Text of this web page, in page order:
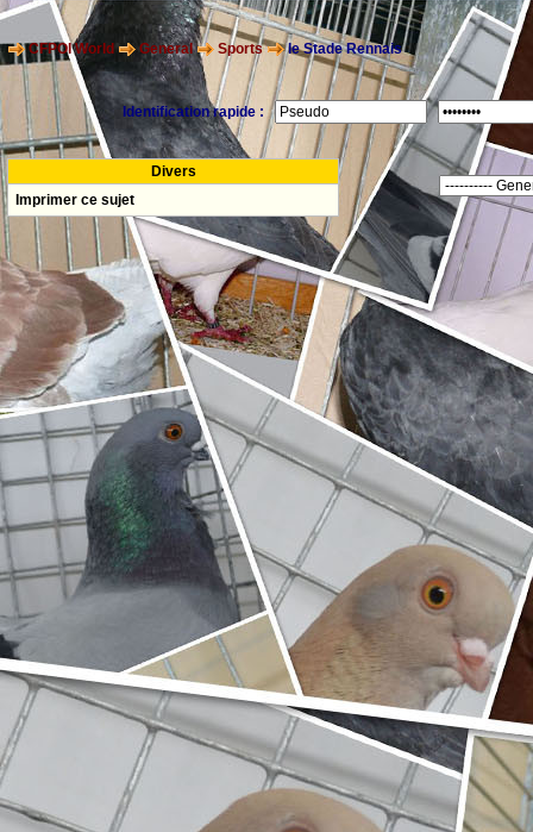
CFPOI World General Sports le Stade Rennais
Identification rapide :
Divers
Imprimer ce sujet